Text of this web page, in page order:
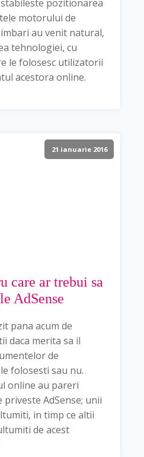
pozitionarea
motorului de
au venit natural,
tehnologiei, cu
le folosesc utilizatorii
acestora online.
21 ianuarie 2016
care ar trebui sa
AdSense
pana acum de
daca merita sa il
de
folosesti sau nu.
online au pareri
priveste AdSense; unii
in timp ce altii
de acest